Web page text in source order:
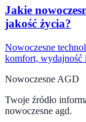
Jakie
jakość życia?
Nowoczesne
komfort, wydajność
Nowoczesne AGD
Twoje źródło
nowoczesne agd.